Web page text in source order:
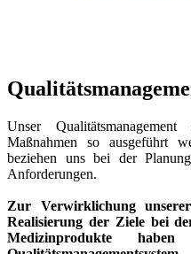
Unser
Maßnahmen so ausgeführt
beziehen uns bei der
Anforderungen.
Zur Verwirklichung
Realisierung der Ziele bei
Medizinprodukte